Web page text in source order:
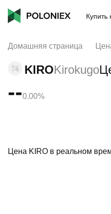
Купить
Домашняя страница
KIROKirokugo
--0.00%
Цена KIRO в реальном